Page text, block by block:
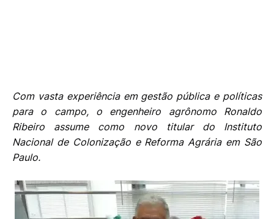
Com vasta experiência em gestão pública e políticas
para o campo, o engenheiro agrônomo Ronaldo
Ribeiro assume como novo titular do Instituto
Nacional de Colonização e Reforma Agrária em São
Paulo.